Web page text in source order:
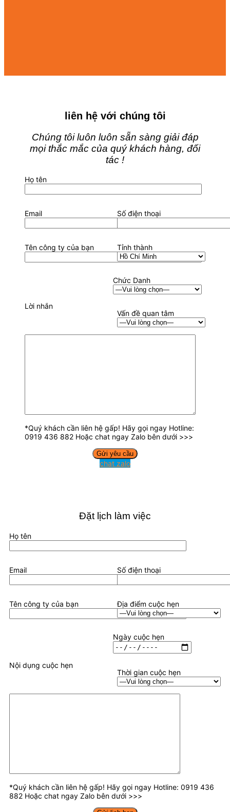
liên hệ với chúng tôi
Chúng tôi luôn luôn sẵn sàng giải đáp
mọi thắc mắc của quý khách hàng, đối
tác !
Họ tên
Email Số điện thoại
Tên công ty của bạn Tỉnh thành
Chức Danh
Vấn đề quan tâm
Lời nhắn
*Quý khách cần liên hệ gấp! Hãy gọi ngay Hotline:
0919 436 882 Hoặc chat ngay Zalo bên dưới >>>
chat zalo
Đặt lịch làm việc
Họ tên
Email Số điện thoại
Tên công ty của bạn Địa điểm cuộc hẹn
Ngày cuộc hẹn
Thời gian cuộc hẹn
Nội dụng cuộc hẹn
*Quý khách cần liên hệ gấp! Hãy gọi ngay Hotline: 0919 436
882 Hoặc chat ngay Zalo bên dưới >>>